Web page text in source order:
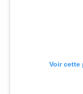
Voir cette